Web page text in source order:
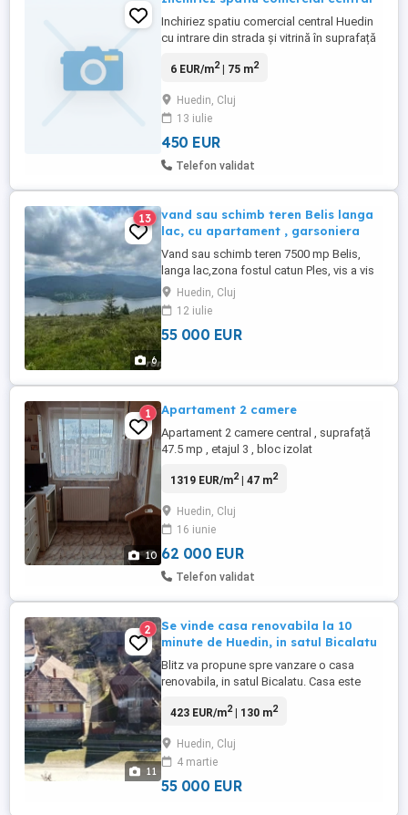
Inchiriez spatiu comercial central Huedin
cu intrare din strada și vitrină în suprafață
6 EUR/m2| 75 m2
Huedin, Cluj
13 iulie
450 EUR
Telefon validat
6
13
vand sau schimb teren Belis langa
lac, cu apartament , garsoniera
Vand sau schimb teren 7500 mp Belis,
langa lac,zona fostul catun Ples, vis a vis
de Balcesti. De la teren pana la malul
lacului sunt aproximativ 100 m, acces la
lac pe drum trecut pe harta cadastrala.
Terenul are front la drum de 170 ml. Din
Huedin, Cluj
12 iulie
55 000 EUR
10
1 Apartament 2 camere
Apartament 2 camere central , suprafață
47.5 mp , etajul 3 , bloc izolat
1319 EUR/m2| 47 m2
Huedin, Cluj
16 iunie
62 000 EUR
Telefon validat
11
2
Se vinde casa renovabila la 10
minute de Huedin, in satul Bicalatu
Blitz va propune spre vanzare o casa
renovabila, in satul Bicalatu. Casa este
intravilan, accesul se face de la drumul
150mp construiti si inca aproximativ 200
dependinte, distribuiti astfel: pivnita la
subsol, la parter: o terasa ...
423 EUR/m2| 130 m2
Huedin, Cluj
4 martie
55 000 EUR